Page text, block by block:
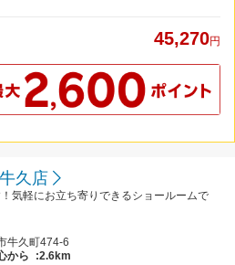
45,270円
久店
気軽にお立ち寄りできるショールームで
牛久町474-6
から
:2.6km